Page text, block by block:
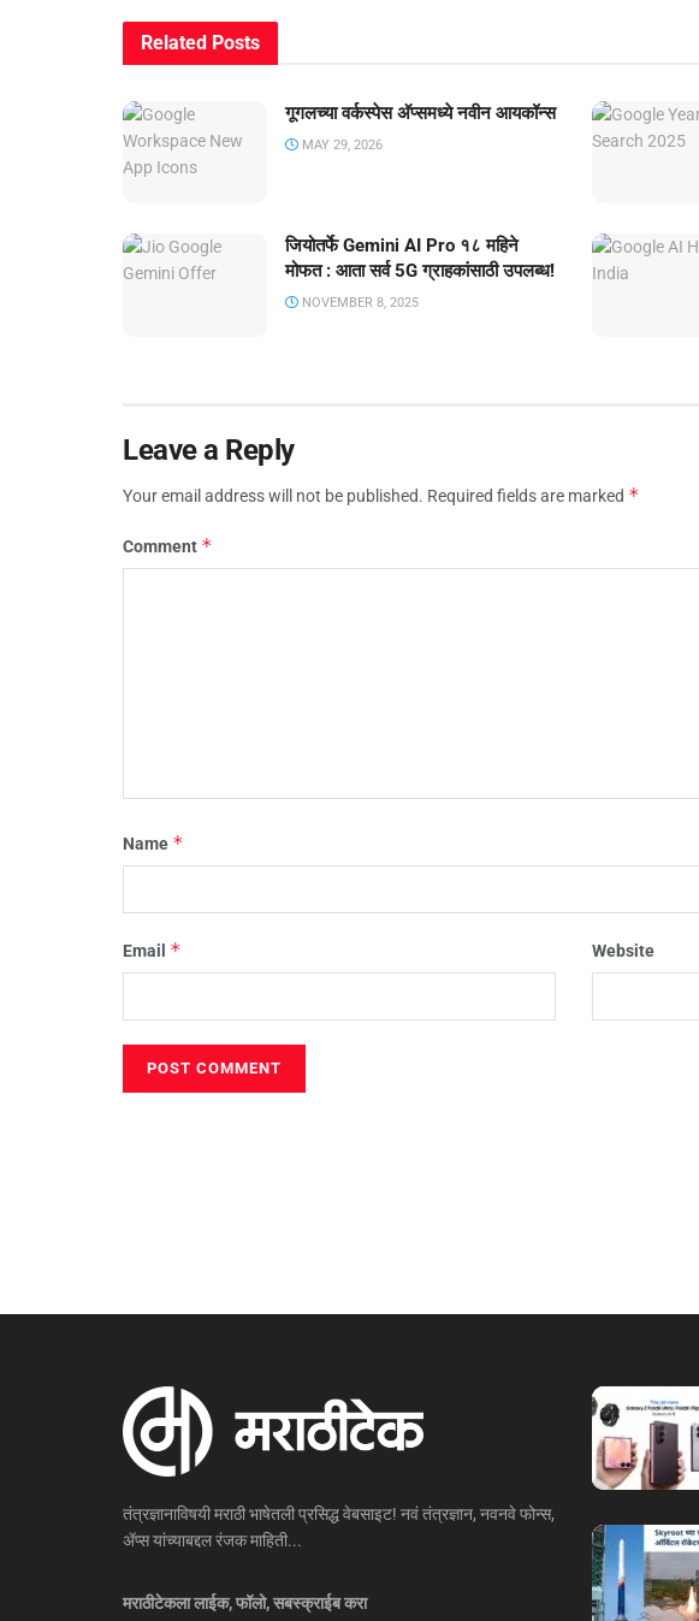
Related Posts
गूगलच्या वर्कस्पेस अ‍ॅप्समध्ये नवीन आयकॉन्स
MAY 29, 2026
जियोतर्फे Gemini AI Pro १८ महिने
मोफत : आता सर्व 5G ग्राहकांसाठी उपलब्ध!
NOVEMBER 8, 2025
Leave a Reply
Your email address will not be published. Required fields are marked *
Comment *
Name *
Email * Website
तंत्रज्ञानाविषयी मराठी भाषेतली प्रसिद्ध वेबसाइट! नवं तंत्रज्ञान, नवनवे फोन्स,
ॲप्स यांच्याबद्दल रंजक माहिती...
मराठीटेकला लाईक, फॉलो, सबस्क्राईब करा